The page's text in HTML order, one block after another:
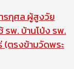
รกุศล ผู้สูงวัย
รพ. บ้านโป่ง รพ.
(ตรงข้ามวัดพระ